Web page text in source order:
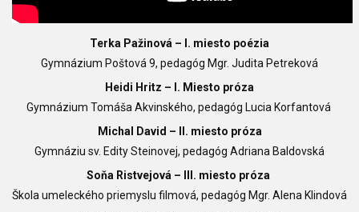
Terka Pažinová – I. miesto poézia
Gymnázium Poštová 9, pedagóg Mgr. Judita Petreková
Heidi Hritz – I. Miesto próza
Gymnázium Tomáša Akvinského, pedagóg Lucia Korfantová
Michal David – II. miesto próza
Gymnáziu sv. Edity Steinovej, pedagóg Adriana Baldovská
Soňa Ristvejová – III. miesto próza
Škola umeleckého priemyslu filmová, pedagóg Mgr. Alena Klindová